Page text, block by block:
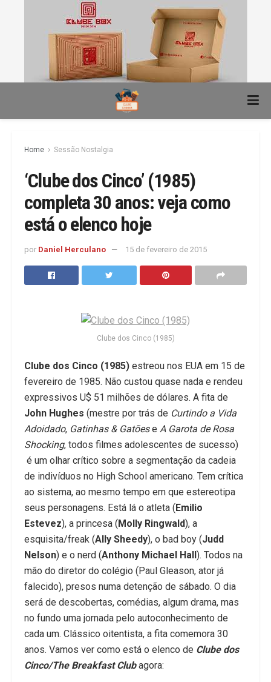
Home Sessão Nostalgia
‘Clube dos Cinco’ (1985)
completa 30 anos: veja como
está o elenco hoje
por Daniel Herculano 15 de fevereiro de 2015
Clube dos Cinco (1985)
Clube dos Cinco (1985) estreou nos EUA em 15 de
fevereiro de 1985. Não custou quase nada e rendeu
expressivos U$ 51 milhões de dólares. A fita de
John Hughes (mestre por trás de Curtindo a Vida
Adoidado, Gatinhas & Gatõese A Garota de Rosa
Shocking, todos filmes adolescentes de sucesso)
é um olhar crítico sobre a segmentação da cadeia
de indivíduos no High School americano. Tem crítica
ao sistema, ao mesmo tempo em que estereotipa
seus personagens. Está lá o atleta (Emilio
Estevez), a princesa (Molly Ringwald), a
esquisita/freak (Ally Sheedy), o bad boy (Judd
Nelson) e o nerd (Anthony Michael Hall). Todos na
mão do diretor do colégio (Paul Gleason, ator já
falecido), presos numa detenção de sábado. O dia
será de descobertas, comédias, algum drama, mas
no fundo uma jornada pelo autoconhecimento de
cada um. Clássico oitentista, a fita comemora 30
anos. Vamos ver como está o elenco de Clube dos
Cinco/The Breakfast Clubagora: